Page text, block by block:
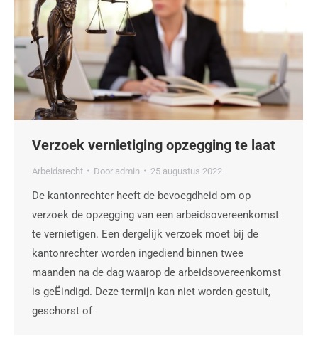
Verzoek vernietiging opzegging te laat
Arbeidsrecht Door admin 25 augustus 2022
De kantonrechter heeft de bevoegdheid om op
verzoek de opzegging van een arbeidsovereenkomst
te vernietigen. Een dergelijk verzoek moet bij de
kantonrechter worden ingediend binnen twee
maanden na de dag waarop de arbeidsovereenkomst
is geËindigd. Deze termijn kan niet worden gestuit,
geschorst of